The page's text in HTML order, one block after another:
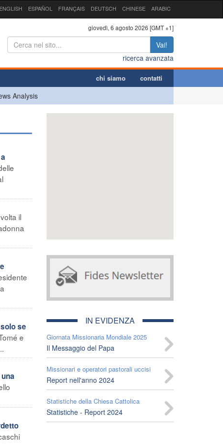
ENGLISH ESPAÑOL FRANÇAIS DEUTSCH CHINESE ARABIC
giovedì, 6 agosto 2026 [GMT +1]
Vai!
ricerca avanzata
chi siamo contatti
Analysis
il
se
e
IN EVIDENZA
Giornata Missionaria Mondiale 2025
Il Messaggio del Papa
Missionari e operatori pastorali uccisi
Report nell'anno 2024
Statistiche della Chiesa Cattolica
Statistiche - Report 2024